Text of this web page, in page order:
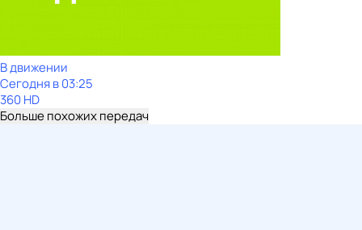
В движении
Сегодня в 03:25
360 HD
Больше похожих передач